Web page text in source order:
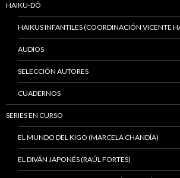
HAIKU-DÔ
HAIKUS INFANTILES (COORDINACIÓN VICENTE
AUDIOS
SELECCIÓN AUTORES
CUADERNOS
SERIES EN CURSO
EL MUNDO DEL KIGO (MARCELA CHANDÍA)
EL DIVÁN JAPONÉS (RAÚL FORTES)